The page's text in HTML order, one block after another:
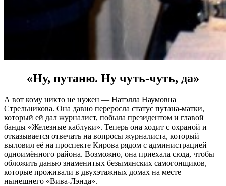
«Ну, путаню. Ну чуть-чуть, да»
А вот кому никто не нужен — Натэлла Наумовна
Стрельникова. Она давно переросла статус путана-матки,
который ей дал журналист, побыла президентом и главой
банды «Железные каблуки». Теперь она ходит с охраной и
отказывается отвечать на вопросы журналиста, который
выловил её на проспекте Кирова рядом с администрацией
одноимённого района. Возможно, она приехала сюда, чтобы
обложить данью знаменитых безымянских самогонщиков,
которые проживали в двухэтажных домах на месте
нынешнего «Вива-Лэнда».